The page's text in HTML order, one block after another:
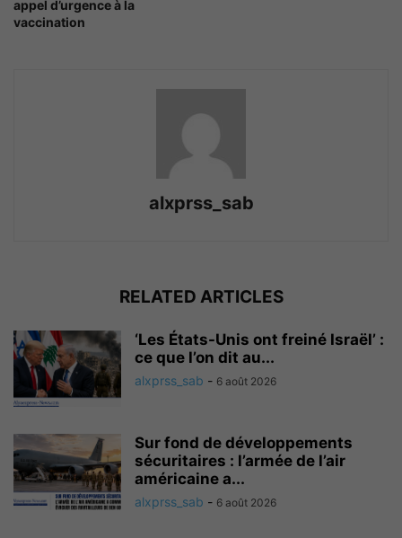
appel d’urgence à la
vaccination
alxprss_sab
RELATED ARTICLES
‘Les États-Unis ont freiné Israël’ :
ce que l’on dit au...
alxprss_sab - 6 août 2026
Sur fond de développements
sécuritaires : l’armée de l’air
américaine a...
alxprss_sab - 6 août 2026